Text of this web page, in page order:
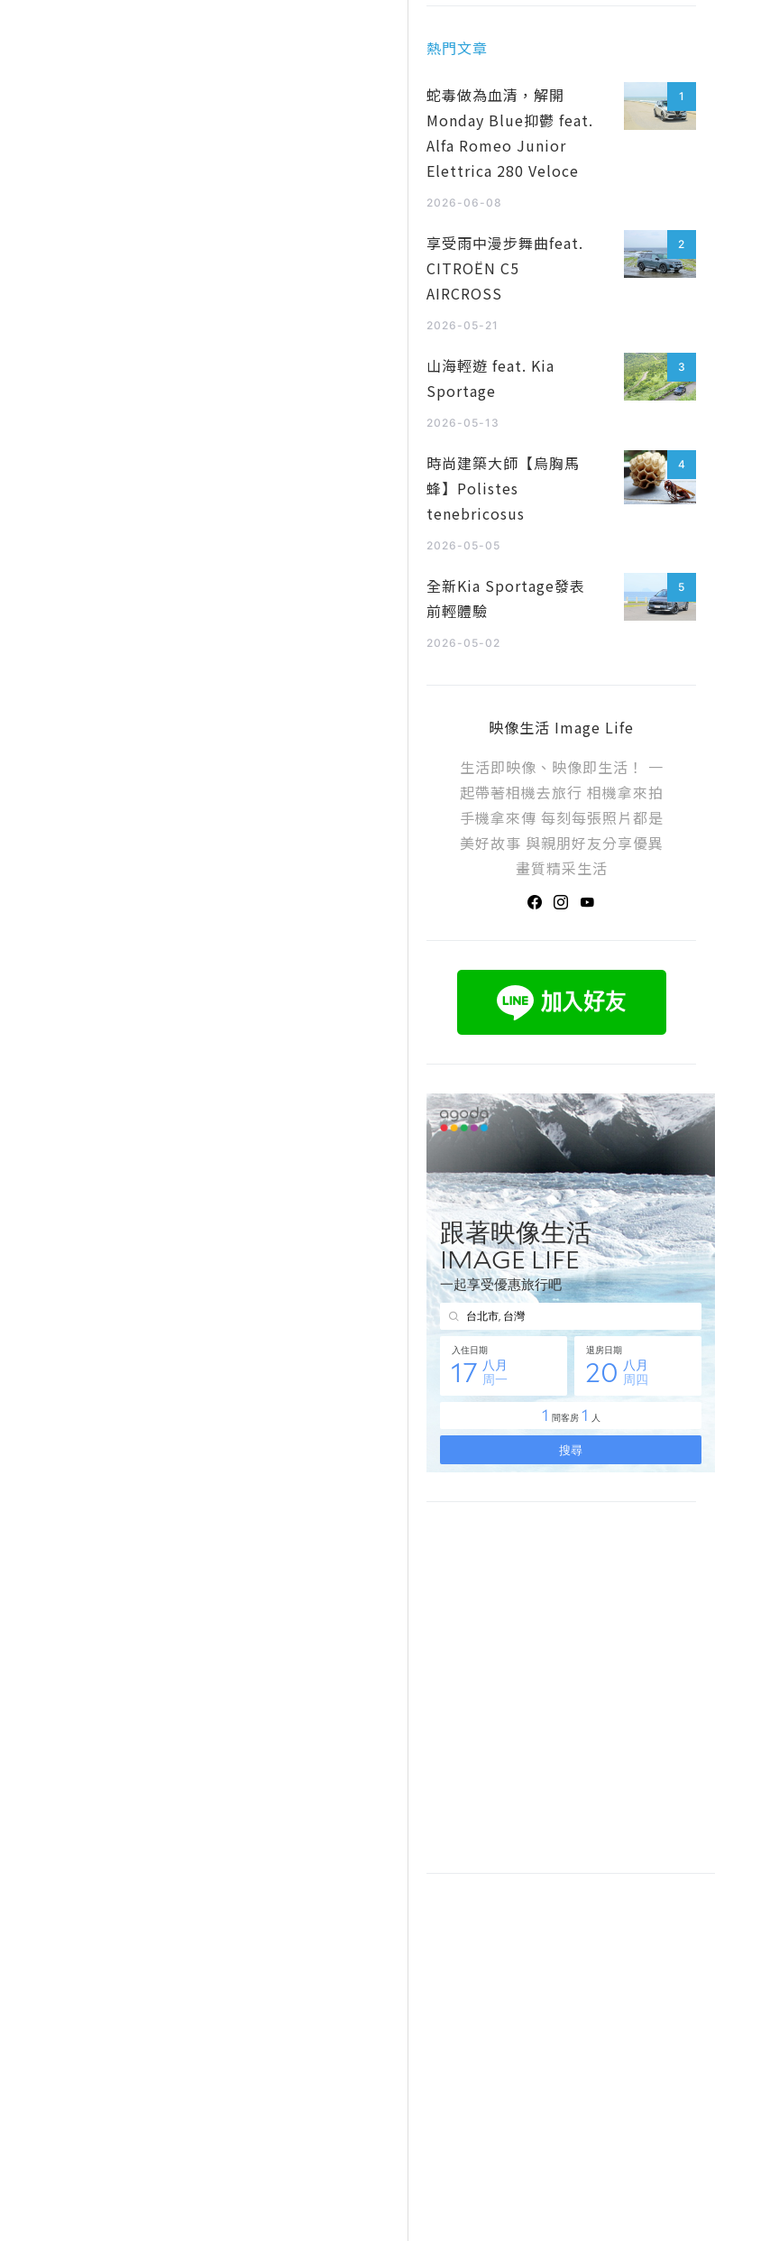
熱門文章
1
蛇毒做為血清，解開
Monday Blue抑鬱 feat.
Alfa Romeo Junior
Elettrica 280 Veloce
2026-06-08
2
享受雨中漫步舞曲feat.
CITROËN C5
AIRCROSS
2026-05-21
3
山海輕遊 feat. Kia
Sportage
2026-05-13
4
時尚建築大師【烏胸馬
蜂】Polistes
tenebricosus
2026-05-05
5
全新Kia Sportage發表
前輕體驗
2026-05-02
映像生活 Image Life
生活即映像、映像即生活！ 一
起帶著相機去旅行 相機拿來拍
手機拿來傳 每刻每張照片都是
美好故事 與親朋好友分享優異
畫質精采生活